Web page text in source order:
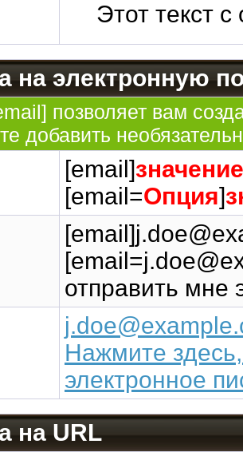
Этот текст с
на электронную
позволяет вам
добавить
[email]значение
[email=Опция]
отправить мне
Нажмите
электронное
на URL